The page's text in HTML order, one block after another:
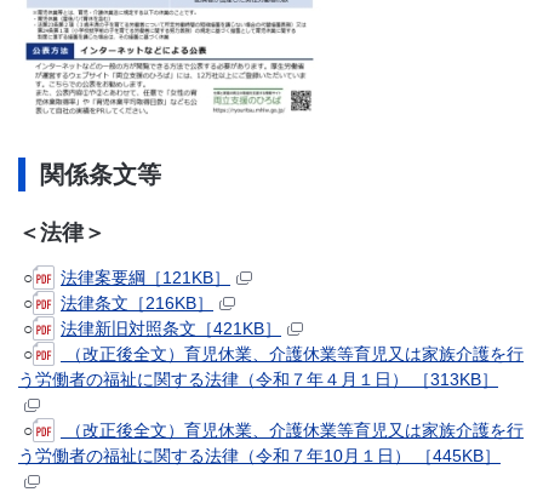
関係条文等
＜法律＞
○
法律案要綱［121KB］
○
法律条文［216KB］
○
法律新旧対照条文［421KB］
○
（改正後全文）育児休業、介護休業等育児又は家族介護を行
う労働者の福祉に関する法律（令和７年４月１日） ［313KB］
○
（改正後全文）育児休業、介護休業等育児又は家族介護を行
う労働者の福祉に関する法律（令和７年10月１日） ［445KB］